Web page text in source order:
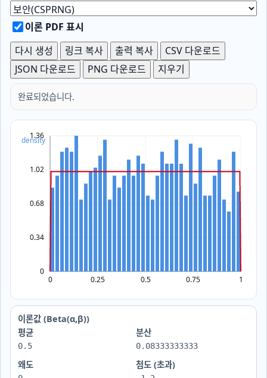
이론 PDF 표시
다시 생성
링크 복사 출력 복사
CSV 다운로드
JSON 다운로드
PNG 다운로드 지우기
완료되었습니다.
이론값 (Beta(α,β))
평균
0.5
분산
0.08333333333
왜도 첨도 (초과)